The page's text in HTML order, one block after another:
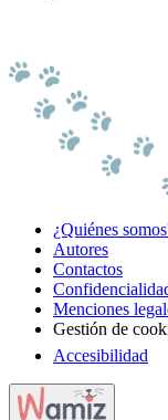
¿Quiénes
Autores
Contactos
Menciones
Gestión de
Accesibilidad